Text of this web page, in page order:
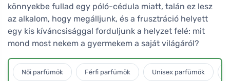
könnyekbe fullad egy póló-cédula miatt, talán ez lesz
az alkalom, hogy megálljunk, és a frusztráció helyett
egy kis kíváncsisággal forduljunk a helyzet felé: mit
mond most nekem a gyermekem a saját világáról?
Női parfümök Férfi parfümök Unisex parfümök